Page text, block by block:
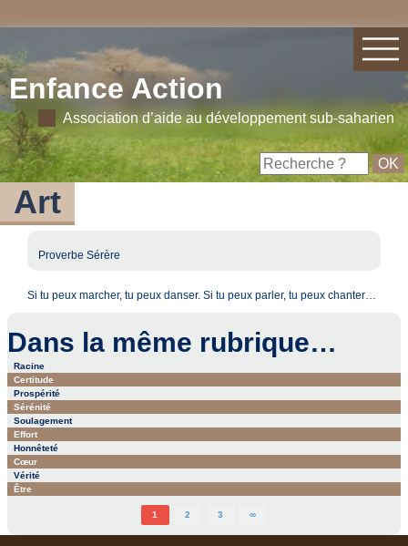
Enfance Action
Association d’aide au développement sub-saharien
Art
Proverbe Sérère
Si tu peux marcher, tu peux danser. Si tu peux parler, tu peux chanter…
Dans la même rubrique…
Racine
Certitude
Prospérité
Sérénité
Soulagement
Effort
Honnêteté
Cœur
Vérité
Être
1 2 3 ∞